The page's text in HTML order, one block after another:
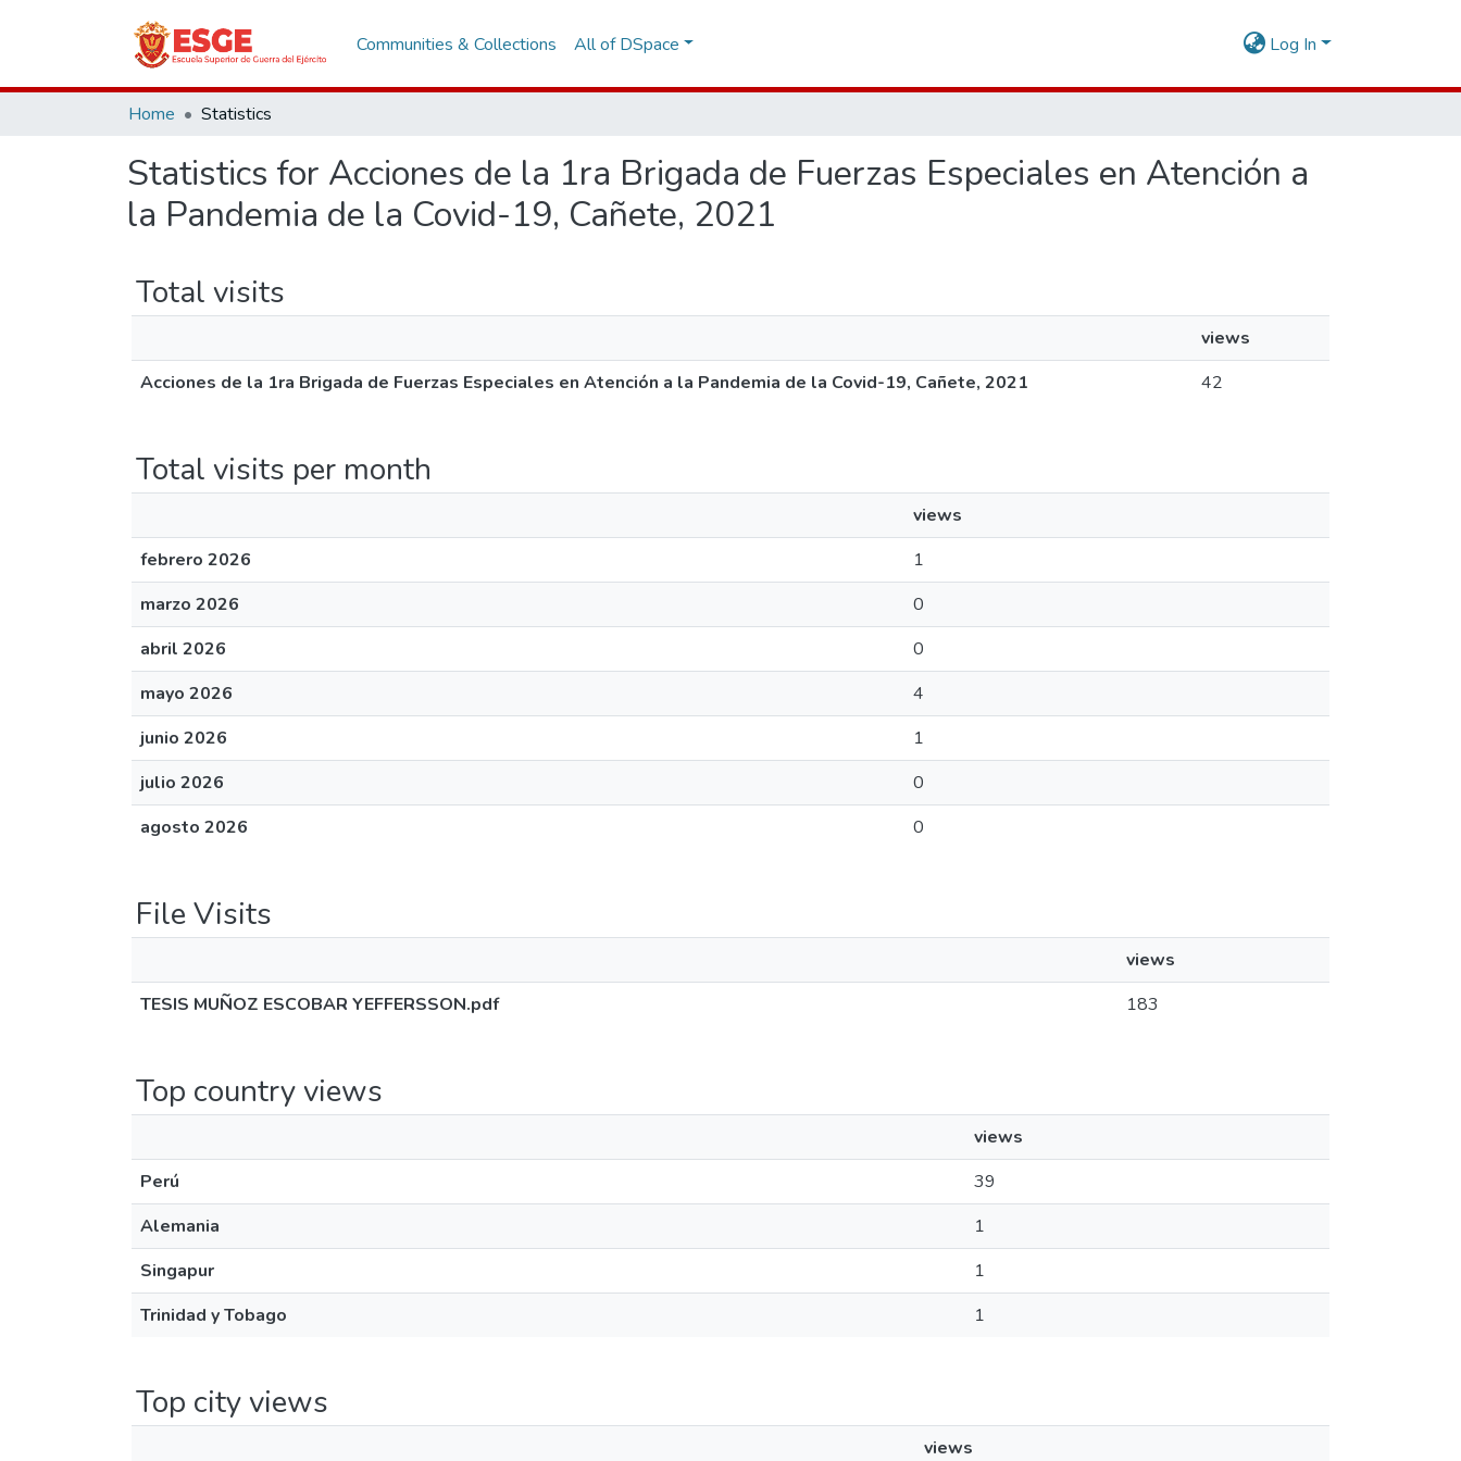
Communities & Collections All of DSpace Log In
Home Statistics
Statistics for Acciones de la 1ra Brigada de Fuerzas Especiales en Atención a
la Pandemia de la Covid-19, Cañete, 2021
Total visits
views
Acciones de la 1ra Brigada de Fuerzas Especiales en Atención a la Pandemia de la Covid-19, Cañete, 2021
42
Total visits per month
views
febrero 2026
1
marzo 2026
0
abril 2026
0
mayo 2026
4
junio 2026
1
julio 2026
0
agosto 2026
0
File Visits
views
TESIS MUÑOZ ESCOBAR YEFFERSSON.pdf
183
Top country views
views
Perú
39
Alemania
1
Singapur
1
Trinidad y Tobago
1
Top city views
views